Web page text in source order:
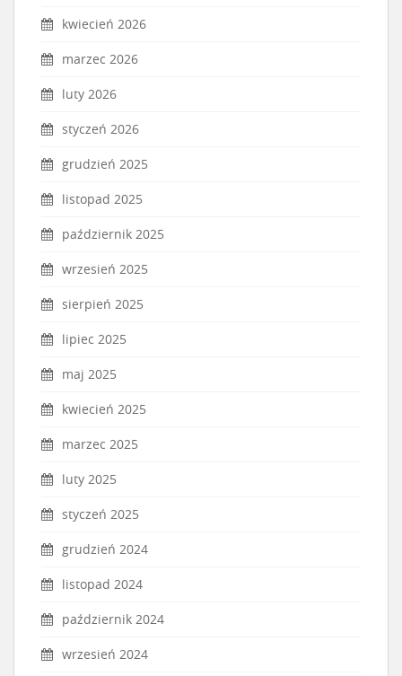
kwiecień 2026
marzec 2026
luty 2026
styczeń 2026
grudzień 2025
listopad 2025
październik 2025
wrzesień 2025
sierpień 2025
lipiec 2025
maj 2025
kwiecień 2025
marzec 2025
luty 2025
styczeń 2025
grudzień 2024
listopad 2024
październik 2024
wrzesień 2024